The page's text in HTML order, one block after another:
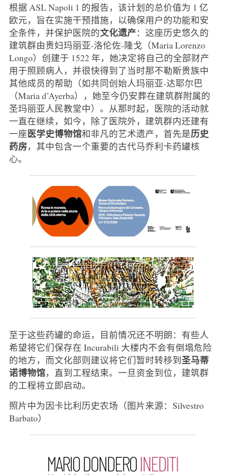
根据 ASL Napoli 1 的报告，该计划的总价值为 1 亿
欧元，旨在实施干预措施，以确保用户的功能和安
全条件，并保护医院的文化遗产：这座历史悠久的
建筑群由贵妇玛丽亚-洛伦佐-隆戈（Maria Lorenzo
Longo）创建于 1522 年，她决定将自己的全部财产
用于照顾病人，并很快得到了当时那不勒斯贵族中
其他成员的帮助（如共同创始人玛丽亚-达耶尔巴
（Maria d’Ayerba），她至今仍安葬在建筑群附属的
圣玛丽亚人民教堂中）。从那时起，医院的活动就
一直在继续，如今，除了医院外，建筑群内还建有
一座医学史博物馆和非凡的艺术遗产，首先是历史
药房，其中包含一个重要的古代马乔利卡药罐核
心。
至于这些药罐的命运，目前情况还不明朗：有些人
希望将它们保存在 Incurabili 大楼内不会有倒塌危险
的地方，而文化部则建议将它们暂时转移到圣马蒂
诺博物馆，直到工程结束。一旦资金到位，建筑群
的工程将立即启动。
照片中为因卡比利历史农场（图片来源：Silvestro
Barbato）